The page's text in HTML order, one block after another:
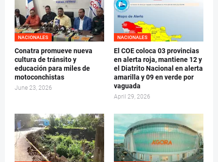
NACIONALES
Conatra promueve nueva
cultura de tránsito y
educación para miles de
motoconchistas
June 23, 2026
NACIONALES
El COE coloca 03 provincias
en alerta roja, mantiene 12 y
el Diatrito Nacional en alerta
amarilla y 09 en verde por
vaguada
April 29, 2026